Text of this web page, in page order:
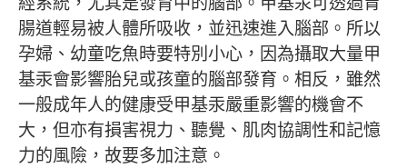
腸道輕易被人體所吸收，並迅速進入腦部。所以
孕婦、幼童吃魚時要特別小心，因為攝取大量甲
基汞會影響胎兒或孩童的腦部發育。相反，雖然
一般成年人的健康受甲基汞嚴重影響的機會不
大，但亦有損害視力、聽覺、肌肉協調性和記憶
力的風險，故要多加注意。